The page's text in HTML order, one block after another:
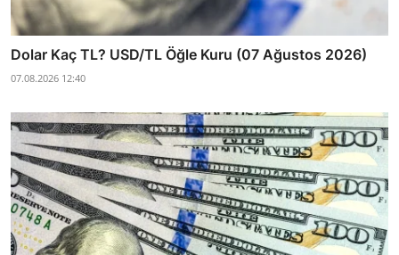
Dolar Kaç TL? USD/TL Öğle Kuru (07 Ağustos 2026)
07.08.2026 12:40